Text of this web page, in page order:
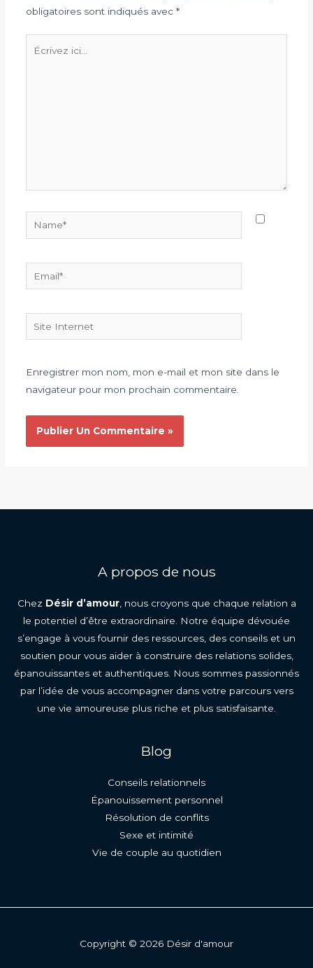
obligatoires sont indiqués avec *
Site
Internet
Enregistrer mon nom, mon e-mail et mon site dans le
navigateur pour mon prochain commentaire.
A propos de nous
Chez Désir d’amour, nous croyons que chaque relation a
le potentiel d’être extraordinaire. Notre équipe dévouée
s’engage à vous fournir des ressources, des conseils et un
soutien pour vous aider à construire des relations solides,
épanouissantes et authentiques. Nous sommes passionnés
par l’idée de vous accompagner dans votre parcours vers
une vie amoureuse plus riche et plus satisfaisante.
Blog
Conseils relationnels
Épanouissement personnel
Résolution de conflits
Sexe et intimité
Vie de couple au quotidien
Copyright © 2026 Désir d'amour